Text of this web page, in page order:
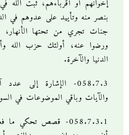
إخوانهم أو أقرباءهم، ثَبَّتَ الله
بنصر منه وتأييد على عدوهم في
جنات تجري من تحتها
ورضوا عنه، أولئك حزب الله
الدنيا والآخرة.
058.7.3- الإشارة إلى
والآيات وباقي الموضوعات في
058.7.3.1- قصص تحكي